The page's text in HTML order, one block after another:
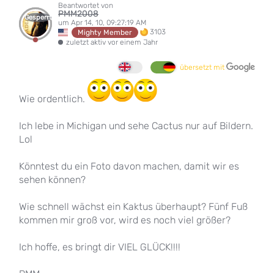
Gesperrt
Beantwortet von
PMM2008
um Apr 14, 10, 09:27:19 AM
Mighty Member
3103
zuletzt aktiv vor einem Jahr
übersetzt mit
Wie ordentlich.
Ich lebe in Michigan und sehe Cactus nur auf Bildern.
Lol
Könntest du ein Foto davon machen, damit wir es
sehen können?
Wie schnell wächst ein Kaktus überhaupt? Fünf Fuß
kommen mir groß vor, wird es noch viel größer?
Ich hoffe, es bringt dir VIEL GLÜCK!!!!